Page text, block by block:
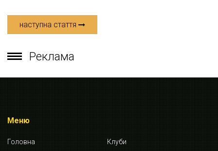
наступна стаття
Реклама
Меню
Головна
Клуби